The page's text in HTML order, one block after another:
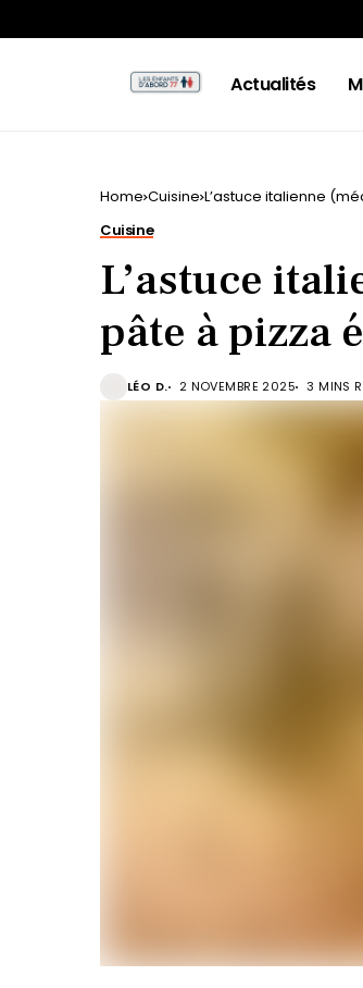
Actualités
Home Cuisine L’astuce italienne
Cuisine
L’astuce
pâte à pizza
LÉO D. 2 NOVEMBRE 2025 3 MINS